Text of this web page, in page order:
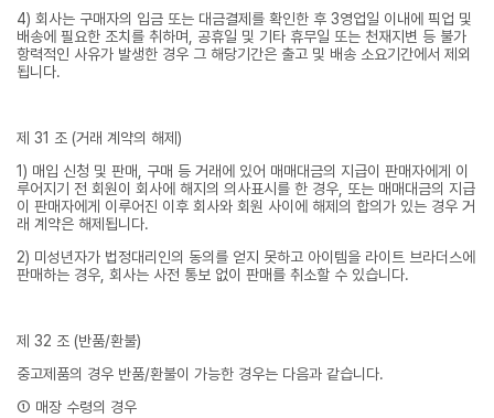
4) 회사는 구매자의 입금 또는 대금결제를 확인한 후 3영업일 이내에 픽업 및
배송에 필요한 조치를 취하며, 공휴일 및 기타 휴무일 또는 천재지변 등 불가
항력적인 사유가 발생한 경우 그 해당기간은 출고 및 배송 소요기간에서 제외
됩니다.
제 31 조 (거래 계약의 해제)
1) 매입 신청 및 판매, 구매 등 거래에 있어 매매대금의 지급이 판매자에게 이
루어지기 전 회원이 회사에 해지의 의사표시를 한 경우, 또는 매매대금의 지급
이 판매자에게 이루어진 이후 회사와 회원 사이에 해제의 합의가 있는 경우 거
래 계약은 해제됩니다.
2) 미성년자가 법정대리인의 동의를 얻지 못하고 아이템을 라이트 브라더스에
판매하는 경우, 회사는 사전 통보 없이 판매를 취소할 수 있습니다.
제 32 조 (반품/환불)
중고제품의 경우 반품/환불이 가능한 경우는 다음과 같습니다.
① 매장 수령의 경우